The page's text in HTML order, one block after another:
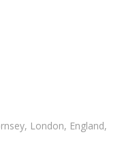
London, England,